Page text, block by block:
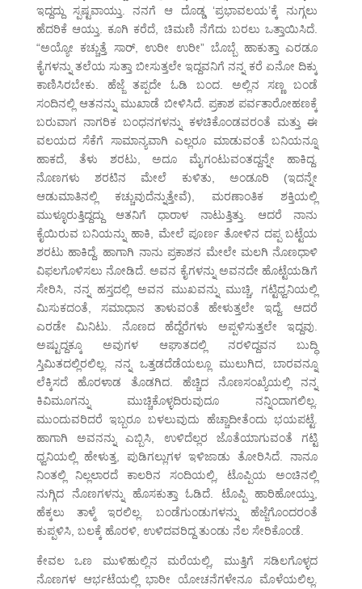
ಇದ್ದದ್ದು ಸ್ಪಷ್ಟವಾಯ್ತು. ನನಗೆ ಆ ದೊಡ್ಡ ‘ಪ್ರಭಾವಲಯ’ಕ್ಕೆ ನುಗ್ಗಲು
ಹೆದರಿಕೆ ಆಯ್ತು. ಕೂಗಿ ಕರೆದೆ, ಚಿಮಣಿ ನೆಗೆದು ಬರಲು ಒತ್ತಾಯಿಸಿದೆ.
“ಅಯ್ಯೋ ಕಚ್ಚುತ್ತೆ ಸಾರ್, ಉರೀ ಉರೀ” ಬೊಬ್ಬೆ ಹಾಕುತ್ತಾ ಎರಡೂ
ಕೈಗಳನ್ನು ತಲೆಯ ಸುತ್ತಾ ಬೀಸುತ್ತಲೇ ಇದ್ದವನಿಗೆ ನನ್ನ ಕರೆ ಏನೋ ದಿಕ್ಕು
ಕಾಣಿಸಿರಬೇಕು. ಹೆಜ್ಜೆ ತಪ್ಪದೇ ಓಡಿ ಬಂದ. ಅಲ್ಲಿನ ಸಣ್ಣ ಬಂಡೆ
ಸಂದಿನಲ್ಲಿ ಆತನನ್ನು ಮುಖಾಡೆ ಬೀಳಿಸಿದೆ. ಪ್ರಕಾಶ ಪರ್ವತಾರೋಹಣಕ್ಕೆ
ಬರುವಾಗ ನಾಗರಿಕ ಬಂಧನಗಳನ್ನು ಕಳಚಿಕೊಂಡವರಂತೆ ಮತ್ತು ಈ
ವಲಯದ ಸೆಕೆಗೆ ಸಾಮಾನ್ಯವಾಗಿ ಎಲ್ಲರೂ ಮಾಡುವಂತೆ ಬನಿಯನ್ನೂ
ಹಾಕದೆ, ತೆಳು ಶರಟು, ಅದೂ ಮೈಗಂಟುವಂತದ್ದನ್ನೇ ಹಾಕಿದ್ದ.
ನೊಣಗಳು ಶರಟಿನ ಮೇಲೆ ಕುಳಿತು, ಅಂಡೂರಿ (ಇದನ್ನೇ
ಆಡುಮಾತಿನಲ್ಲಿ ಕಚ್ಚುವುದೆನ್ನುತ್ತೇವೆ), ಮರಣಾಂತಿಕ ಶಕ್ತಿಯಲ್ಲಿ
ಮುಳ್ಳೂರುತ್ತಿದ್ದದ್ದು ಆತನಿಗೆ ಧಾರಾಳ ನಾಟುತ್ತಿತ್ತು. ಆದರೆ ನಾನು
ಕೈಯಿರುವ ಬನಿಯನ್ನು ಹಾಕಿ, ಮೇಲೆ ಪೂರ್ಣ ತೋಳಿನ ದಪ್ಪ ಬಟ್ಟೆಯ
ಶರಟು ಹಾಕಿದ್ದೆ. ಹಾಗಾಗಿ ನಾನು ಪ್ರಕಾಶನ ಮೇಲೇ ಮಲಗಿ ನೊಣಧಾಳಿ
ವಿಫಲಗೊಳಿಸಲು ನೋಡಿದೆ. ಅವನ ಕೈಗಳನ್ನು ಅವನದೇ ಹೊಟ್ಟೆಯಡಿಗೆ
ಸೇರಿಸಿ, ನನ್ನ ಹಸ್ತದಲ್ಲಿ ಅವನ ಮುಖವನ್ನು ಮುಚ್ಚಿ, ಗಟ್ಟಿಧ್ವನಿಯಲ್ಲಿ
ಮಿಸುಕದಂತೆ, ಸಮಾಧಾನ ತಾಳುವಂತೆ ಹೇಳುತ್ತಲೇ ಇದ್ದೆ. ಆದರೆ
ಎರಡೇ ಮಿನಿಟು. ನೊಣದ ಹೆದ್ದೆರೆಗಳು ಅಪ್ಪಳಿಸುತ್ತಲೇ ಇದ್ದವು.
ಅಷ್ಟುದ್ದಕ್ಕೂ ಅವುಗಳ ಆಘಾತದಲ್ಲಿ ನರಳಿದ್ದವನ ಬುದ್ಧಿ
ಸ್ತಿಮಿತದಲ್ಲಿರಲಿಲ್ಲ. ನನ್ನ ಒತ್ತಡದೆಡೆಯಲ್ಲೂ ಮುಲುಗಿದ, ಬಾರವನ್ನೂ
ಲೆಕ್ಕಿಸದೆ ಹೊರಳಾಡ ತೊಡಗಿದ. ಹೆಚ್ಚಿದ ನೊಣಸಂಖ್ಯೆಯಲ್ಲಿ ನನ್ನ
ಕಿವಿಮೂಗನ್ನು ಮುಚ್ಚಿಕೊಳ್ಳದಿರುವುದೂ ನನ್ನಿಂದಾಗಲಿಲ್ಲ.
ಮುಂದುವರಿದರೆ ಇಬ್ಬರೂ ಬಳಲುವುದು ಹೆಚ್ಚಾದೀತೆಂದು ಭಯಪಟ್ಟೆ.
ಹಾಗಾಗಿ ಅವನನ್ನು ಎಬ್ಬಿಸಿ, ಉಳಿದೆಲ್ಲರ ಜೊತೆಯಾಗುವಂತೆ ಗಟ್ಟಿ
ಧ್ವನಿಯಲ್ಲಿ ಹೇಳುತ್ತ, ಪುಡಿಗಲ್ಲುಗಳ ಇಳಿಜಾಡು ತೋರಿಸಿದೆ. ನಾನೂ
ನಿಂತಲ್ಲಿ ನಿಲ್ಲಲಾರದೆ ಕಾಲರಿನ ಸಂದಿಯಲ್ಲಿ, ಟೊಪ್ಪಿಯ ಅಂಚಿನಲ್ಲಿ
ನುಗ್ಗಿದ ನೊಣಗಳನ್ನು ಹೊಸಕುತ್ತಾ ಓಡಿದೆ. ಟೊಪ್ಪಿ ಹಾರಿಹೋಯ್ತು,
ಹೆಕ್ಕಲು ತಾಳ್ಮೆ ಇರಲಿಲ್ಲ. ಬಂಡೆಗುಂಡುಗಳನ್ನು ಹೆಜ್ಜೆಗೊಂದರಂತೆ
ಕುಪ್ಪಳಿಸಿ, ಬಲಕ್ಕೆ ಹೊರಳಿ, ಉಳಿದವರಿದ್ದ ತುಂಡು ನೆಲ ಸೇರಿಕೊಂಡೆ.
ಕೇವಲ ಒಣ ಮುಳಿಹುಲ್ಲಿನ ಮರೆಯಲ್ಲಿ, ಮುತ್ತಿಗೆ ಸಡಿಲಗೊಳ್ಳದ
ನೊಣಗಳ ಆರ್ಭಟೆಯಲ್ಲಿ ಭಾರೀ ಯೋಚನೆಗಳೇನೂ ಮೊಳೆಯಲಿಲ್ಲ.